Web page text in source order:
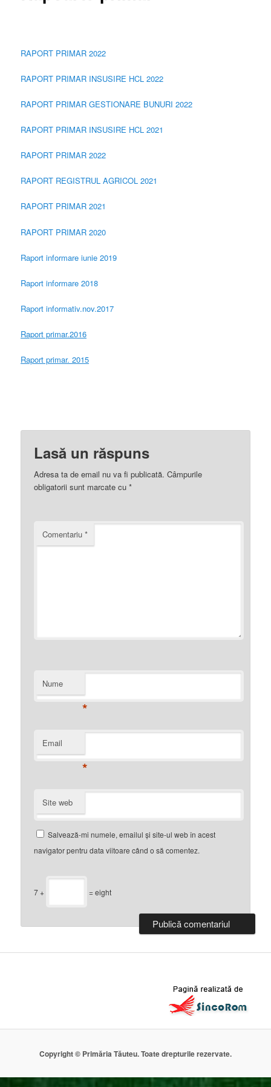
RAPORT PRIMAR 2022
RAPORT PRIMAR INSUSIRE HCL 2022
RAPORT PRIMAR GESTIONARE BUNURI 2022
RAPORT PRIMAR INSUSIRE HCL 2021
RAPORT PRIMAR 2022
RAPORT REGISTRUL AGRICOL 2021
RAPORT PRIMAR 2021
RAPORT PRIMAR 2020
Raport informare iunie 2019
Raport informare 2018
Raport informativ.nov.2017
Raport primar.2016
Raport primar. 2015
Lasă un răspuns
Adresa ta de email nu va fi publicată. Câmpurile
obligatorii sunt marcate cu*
Comentariu*
Nume
*
Email
*
Site web
Salvează-mi numele, emailul și site-ul web în acest
navigator pentru data viitoare când o să comentez.
7 + = eight
Copyright © Primăria Tăuteu. Toate drepturile rezervate.